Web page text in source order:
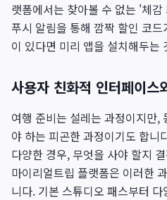
랫폼에서는 찾아볼 수 없는 '체
푸시 알림을 통해 깜짝 할인 코
이 있다면 미리 앱을 설치해두는
사용자 친화적 인터페이스
여행 준비는 설레는 과정이지만,
야 하는 피곤한 과정이기도 합
다양한 경우, 무엇을 사야 할지
마이리얼트립 플랫폼은 이러한
니다. 기본 스튜디오 패스부터